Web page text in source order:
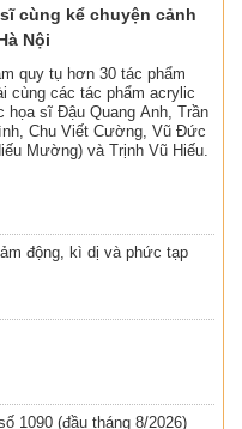
cùng kể chuyện cảnh
Nội
quy tụ hơn 30 tác phẩm
cùng các tác phẩm acrylic
họa sĩ Đậu Quang Anh, Trần
Chu Viết Cường, Vũ Đức
Mường) và Trịnh Vũ Hiếu.
động, kì dị và phức tạp
1090 (đầu tháng 8/2026)